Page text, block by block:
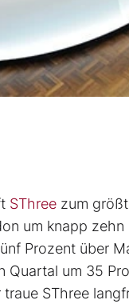
SThree zum
um knapp
Prozent über
um 35
SThree